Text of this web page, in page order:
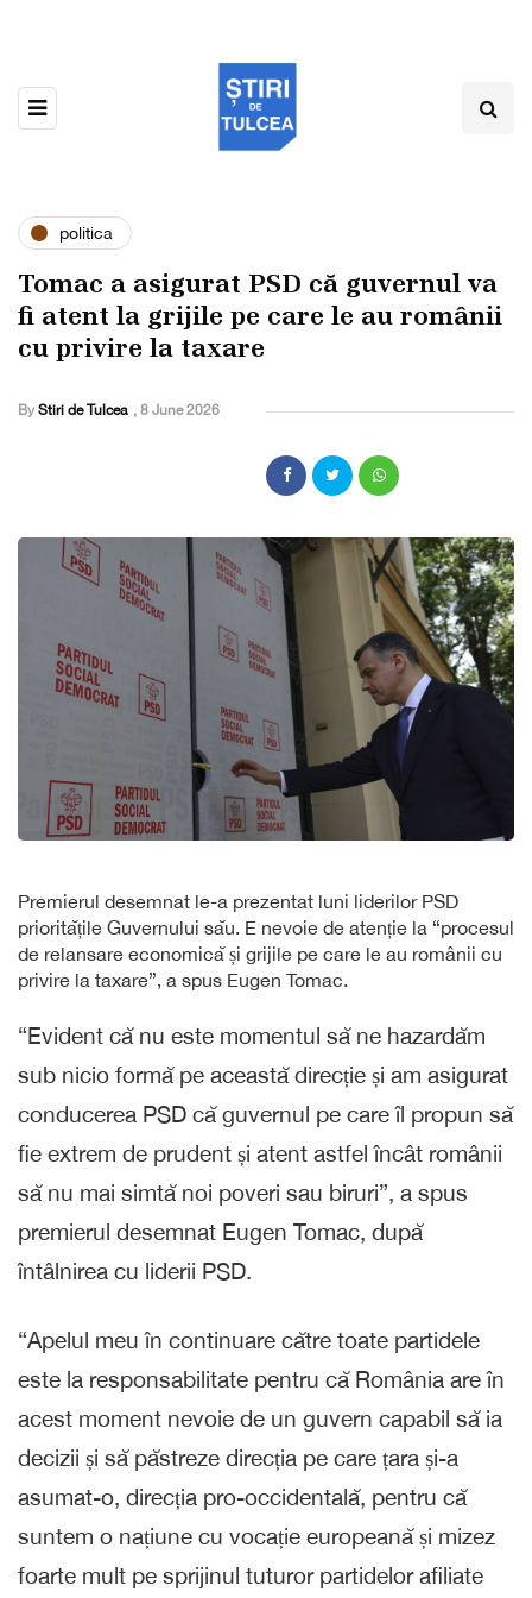
politica
Tomac a asigurat PSD că guvernul va
fi atent la grijile pe care le au românii
cu privire la taxare
By Stiri de Tulcea , 8 June 2026
Premierul desemnat le-a prezentat luni liderilor PSD
prioritățile Guvernului său. E nevoie de atenție la “procesul
de relansare economică și grijile pe care le au românii cu
privire la taxare”, a spus Eugen Tomac.
“Evident că nu este momentul să ne hazardăm
sub nicio formă pe această direcție și am asigurat
conducerea PSD că guvernul pe care îl propun să
fie extrem de prudent și atent astfel încât românii
să nu mai simtă noi poveri sau biruri”, a spus
premierul desemnat Eugen Tomac, după
întâlnirea cu liderii PSD.
“Apelul meu în continuare către toate partidele
este la responsabilitate pentru că România are în
acest moment nevoie de un guvern capabil să ia
decizii și să păstreze direcția pe care țara și-a
asumat-o, direcția pro-occidentală, pentru că
suntem o națiune cu vocație europeană și mizez
foarte mult pe sprijinul tuturor partidelor afiliate